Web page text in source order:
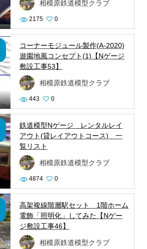
相模原鉄道模型クラブ
2175 0
コーナーモジュール製作(A-2020)
遊園地風コンセプト(1)【Nゲージ
敷設工事53】
相模原鉄道模型クラブ
443 0
鉄道模型Nゲージ レンタルレイ
アウト(貸レイアウトコース) 一
覧リスト
相模原鉄道模型クラブ
4874 0
高架複線階層駅セット 1階ホーム
電飾「照明化」してみた【Nゲー
ジ敷設工事46】
相模原鉄道模型クラブ